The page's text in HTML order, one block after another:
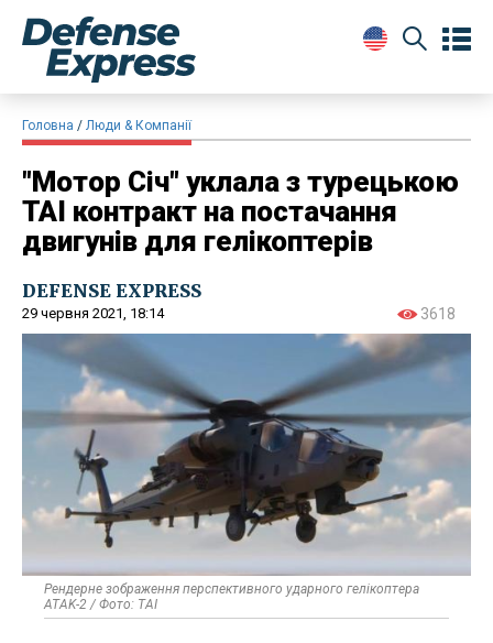
Головна Люди & Компанії
"Мотор Січ" уклала з турецькою
TAI контракт на постачання
двигунів для гелікоптерів
DEFENSE EXPRESS
29 червня 2021, 18:14 3618
Рендерне зображення перспективного ударного гелікоптера
ATAK-2 / Фото: TAI